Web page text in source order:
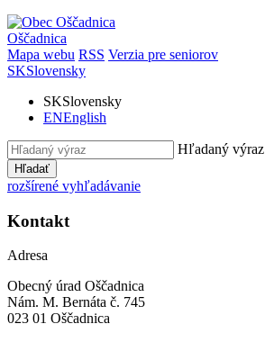
Oščadnica
Mapa webu RSS Verzia pre seniorov
SKSlovensky
SKSlovensky
ENEnglish
Hľadaný výraz
Hľadať
rozšírené vyhľadávanie
Kontakt
Adresa
Obecný úrad Oščadnica
Nám. M. Bernáta č. 745
023 01 Oščadnica